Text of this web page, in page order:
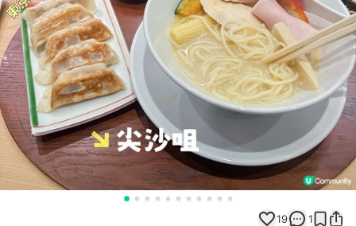
19 1